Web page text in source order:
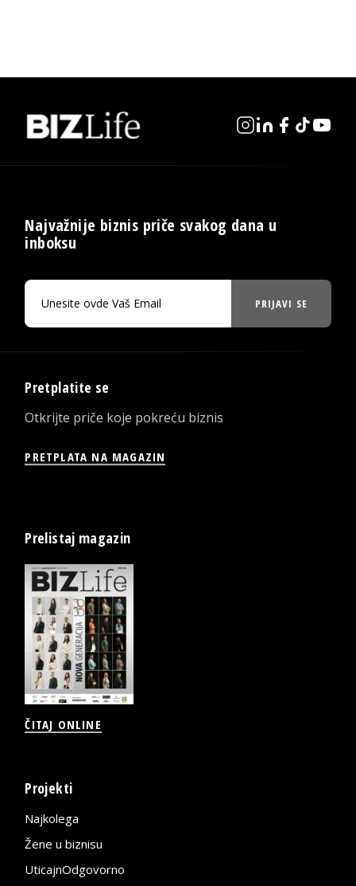
Najvažnije biznis priče svakog dana u
inboksu
PRIJAVI SE
Pretplatite se
Otkrijte priče koje pokreću biznis
PRETPLATA NA MAGAZIN
Prelistaj magazin
ČITAJ ONLINE
Projekti
Najkolega
Žene u biznisu
UticajnOdgovorno